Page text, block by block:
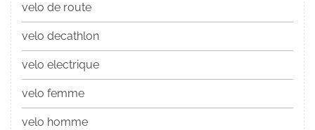
velo de route
velo decathlon
velo electrique
velo femme
velo homme